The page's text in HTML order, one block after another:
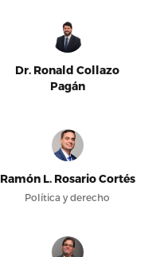
Dr. Ronald Collazo
Pagán
Ramón L. Rosario Cortés
Política y derecho